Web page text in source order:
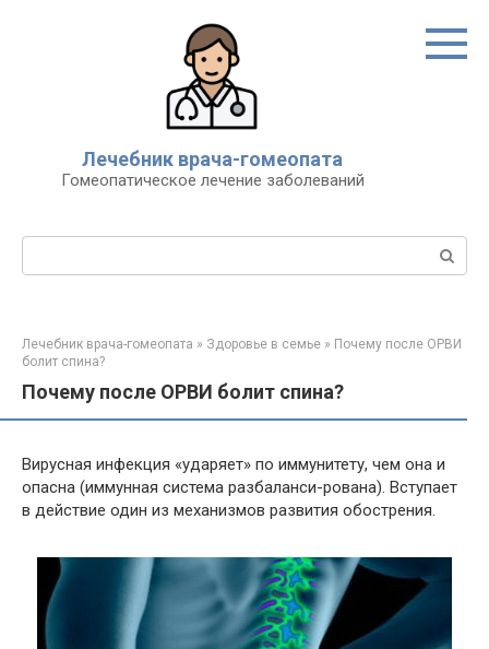
Лечебник врача-гомеопата
Гомеопатическое лечение заболеваний
Поиск:
Лечебник врача-гомеопата » Здоровье в семье » Почему после ОРВИ
болит спина?
Почему после ОРВИ болит спина?
Вирусная инфекция «ударяет» по иммунитету, чем она и
опасна (иммунная система разбаланси-рована). Вступает
в действие один из механизмов развития обострения.